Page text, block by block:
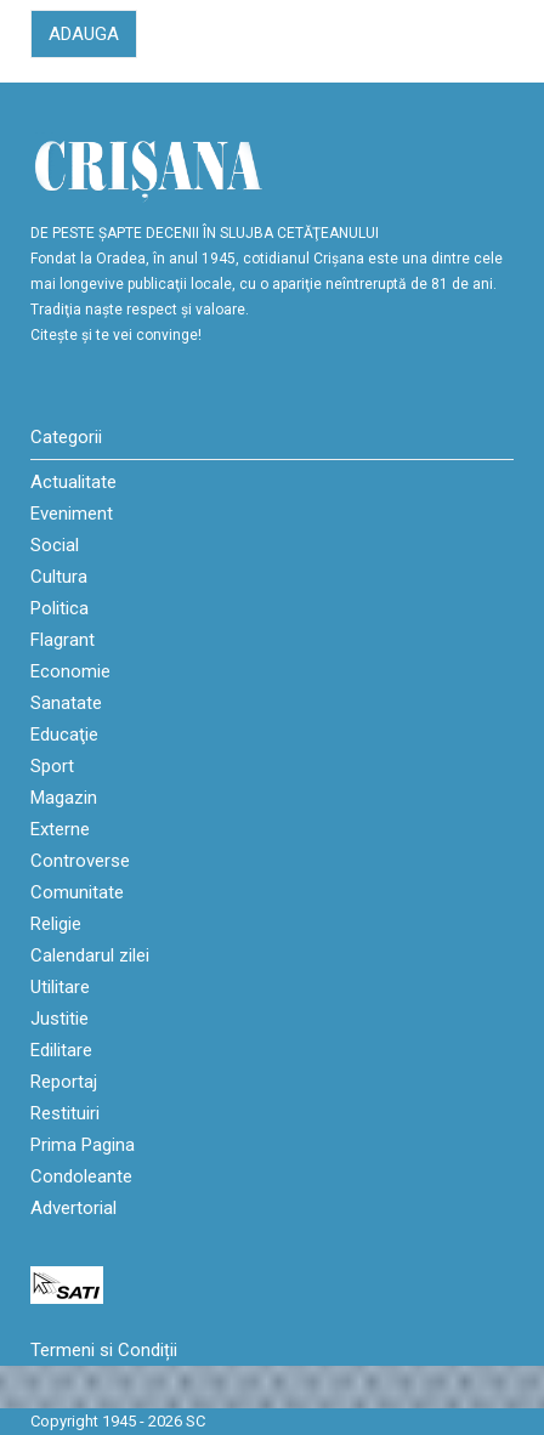
ADAUGA
DE PESTE ŞAPTE DECENII ÎN SLUJBA CETĂŢEANULUI
Fondat la Oradea, în anul 1945, cotidianul Crişana este una dintre cele
mai longevive publicaţii locale, cu o apariţie neîntreruptă de 81 de ani.
Tradiţia naşte respect şi valoare.
Citeşte şi te vei convinge!
Categorii
Actualitate
Eveniment
Social
Cultura
Politica
Flagrant
Economie
Sanatate
Educaţie
Sport
Magazin
Externe
Controverse
Comunitate
Religie
Calendarul zilei
Utilitare
Justitie
Edilitare
Reportaj
Restituiri
Prima Pagina
Condoleante
Advertorial
Termeni si Condiții
Copyright 1945 - 2026 SC